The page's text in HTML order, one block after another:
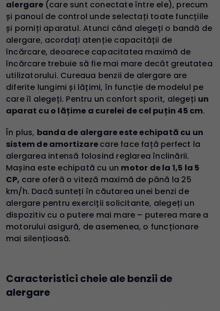
alergare (care sunt conectate între ele), precum
și panoul de control unde selectați toate funcțiile
și porniți aparatul. Atunci când alegeți o bandă de
alergare, acordați atenție capacității de
încărcare, deoarece capacitatea maximă de
încărcare trebuie să fie mai mare decât greutatea
utilizatorului. Cureaua benzii de alergare are
diferite lungimi și lățimi, în funcție de modelul pe
care îl alegeți. Pentru un confort sporit, alegeți un
aparat cu o lățime a curelei de cel puțin 45 cm.
În plus, banda de alergare este echipată cu un
sistem de amortizarecare face față perfect la
alergarea intensă folosind reglarea înclinării.
Mașina este echipată cu un motor de la 1,5 la 5
CP, care oferă o viteză maximă de până la 25
km/h. Dacă sunteți în căutarea unei benzi de
alergare pentru exerciții solicitante, alegeți un
dispozitiv cu o putere mai mare – puterea mare a
motorului asigură, de asemenea, o funcționare
mai silențioasă.
Caracteristici cheie ale benzii de
alergare